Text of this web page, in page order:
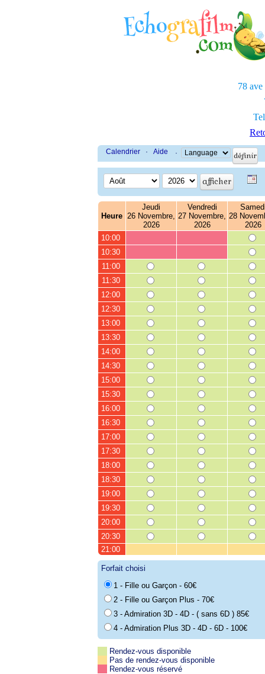
78 ave
Calendrier · Aide ·
Heure
Jeudi
26 Novembre,
2026
Vendredi
27 Novembre,
2026
28
2026
10:00
10:30
11:00
11:30
12:00
12:30
13:00
13:30
14:00
14:30
15:00
15:30
16:00
16:30
17:00
17:30
18:00
18:30
19:00
19:30
20:00
20:30
21:00
Forfait choisi
1 - Fille ou Garçon - 60€
2 - Fille ou Garçon Plus - 70€
3 - Admiration 3D - 4D - ( sans 6D ) 85€
4 - Admiration Plus 3D - 4D - 6D - 100€
Rendez-vous disponible
Pas de rendez-vous disponible
Rendez-vous réservé